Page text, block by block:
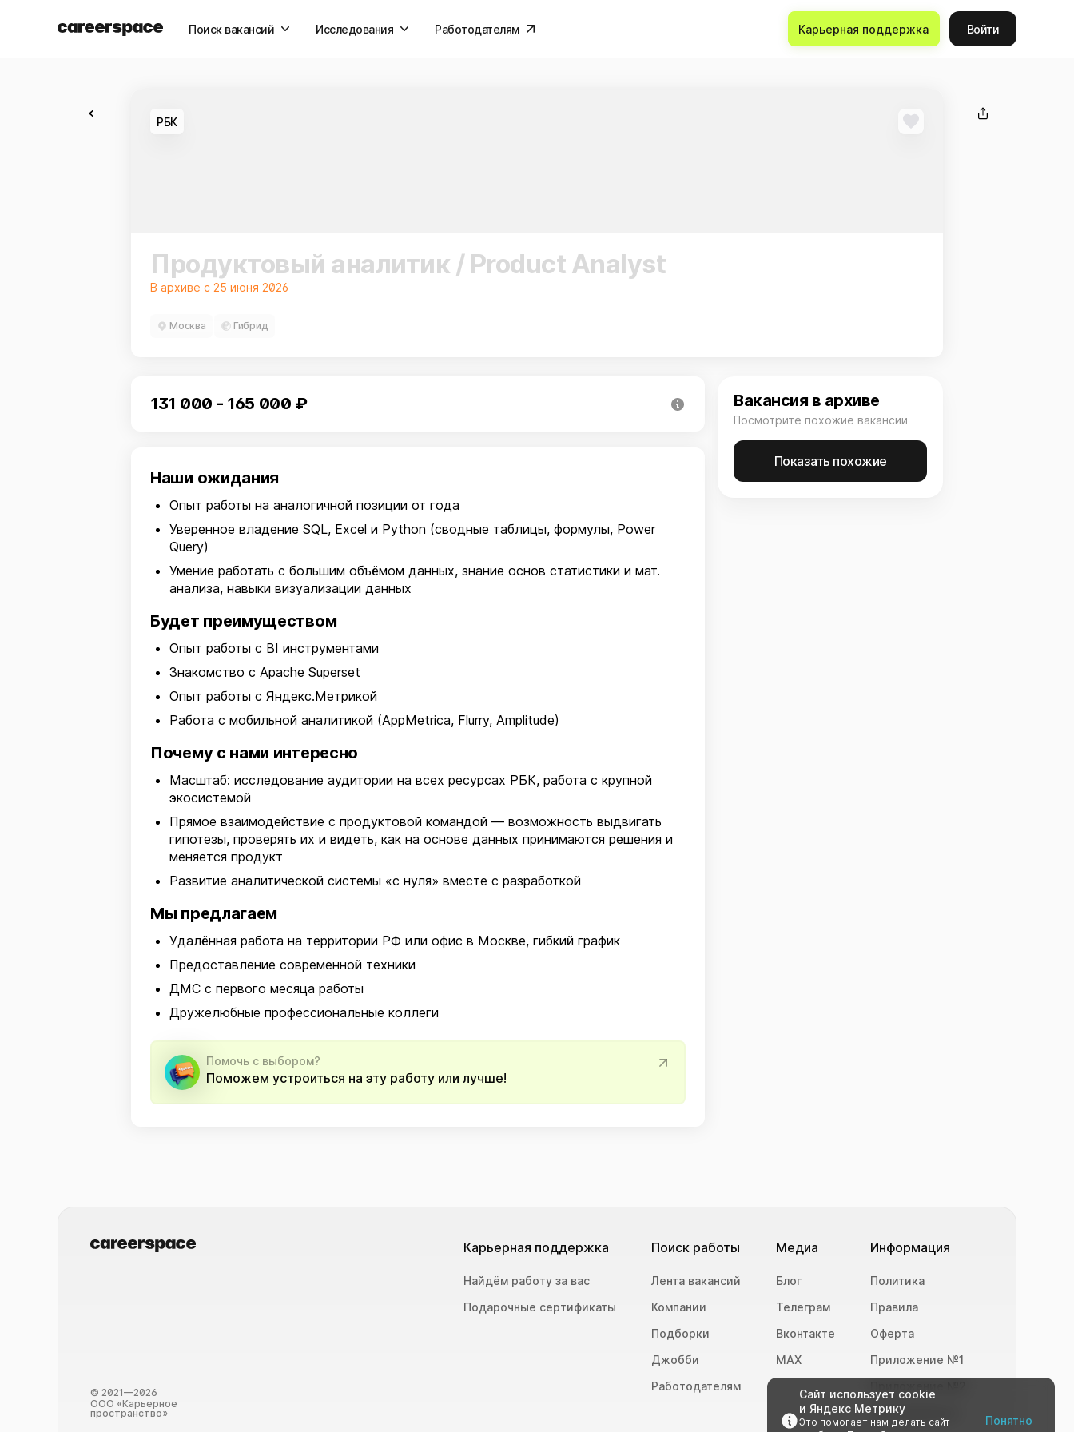
Поиск вакансий Исследования Работодателям Карьерная поддержка Войти
РБК
Продуктовый аналитик / Product Analyst
В архиве c 25 июня 2026
Москва Гибрид
131 000 - 165 000 ₽
Наши ожидания
Опыт работы на аналогичной позиции от года
Уверенное владение SQL, Excel и Python (сводные таблицы, формулы, Power
Query)
Умение работать с большим объёмом данных, знание основ статистики и мат.
анализа, навыки визуализации данных
Будет преимуществом
Опыт работы с BI инструментами
Знакомство с Apache Superset
Опыт работы с Яндекс.Метрикой
Работа с мобильной аналитикой (AppMetrica, Flurry, Amplitude)
Почему с нами интересно
Масштаб: исследование аудитории на всех ресурсах РБК, работа с крупной
экосистемой
Прямое взаимодействие с продуктовой командой — возможность выдвигать
гипотезы, проверять их и видеть, как на основе данных принимаются решения и
меняется продукт
Развитие аналитической системы «с нуля» вместе с разработкой
Мы предлагаем
Удалённая работа на территории РФ или офис в Москве, гибкий график
Предоставление современной техники
ДМС с первого месяца работы
Дружелюбные профессиональные коллеги
Помочь с выбором?
Поможем устроиться на эту работу или лучше!
Вакансия в архиве
Посмотрите похожие вакансии
Показать похожие
© 2021—2026
ООО «Карьерное
пространство»
Карьерная поддержка
Найдём работу за вас
Подарочные сертификаты
Поиск работы
Лента вакансий
Компании
Подборки
Джобби
Работодателям
Медиа
Блог
Телеграм
Вконтакте
MAX
Информация
Политика
Правила
Оферта
Приложение №1
Техподдержка
Сайт использует cookie
и Яндекс Метрику
Это помогает нам делать сайт
Понятно